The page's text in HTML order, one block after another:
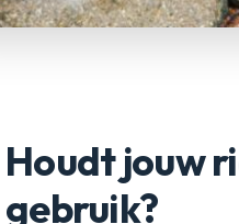
Houdt jouw
gebruik?